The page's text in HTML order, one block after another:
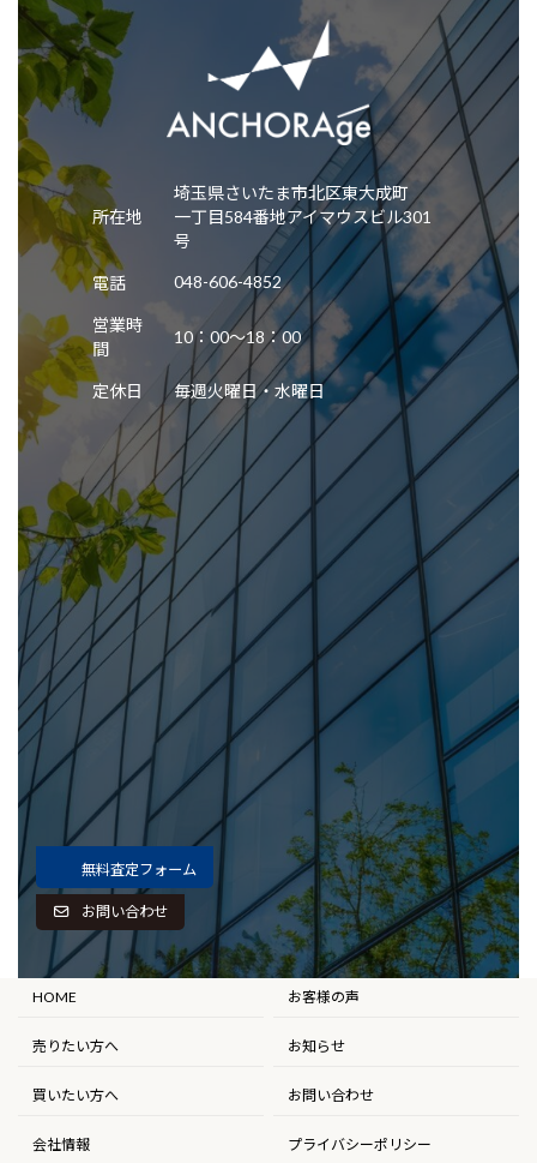
所在地
埼玉県さいたま市北区東大成町
一丁目584番地アイマウスビル301
号
電話 048-606-4852
営業時
間
10：00～18：00
定休日 毎週火曜日・水曜日
無料査定フォーム
お問い合わせ
HOME
売りたい方へ
買いたい方へ
会社情報
お客様の声
お知らせ
お問い合わせ
プライバシーポリシー